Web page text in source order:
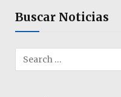
Buscar Noticias